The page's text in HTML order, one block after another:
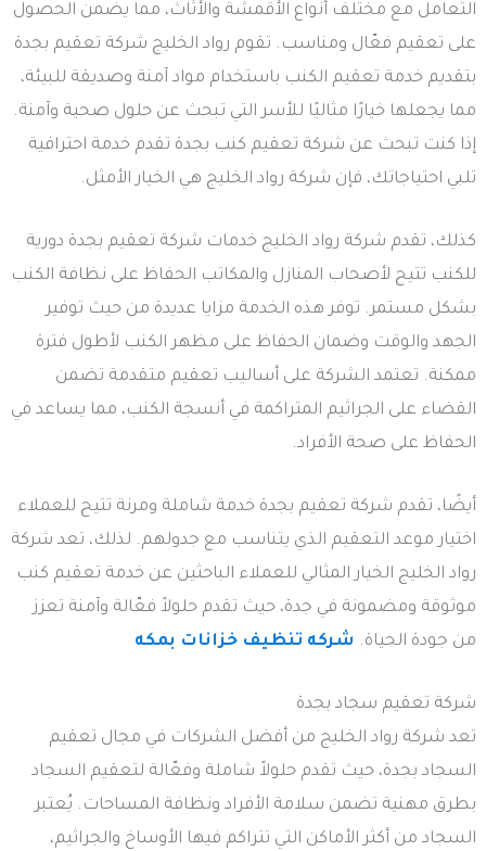
التعامل مع مختلف أنواع الأقمشة والأثاث، مما يضمن الحصول
على تعقيم فعّال ومناسب. تقوم رواد الخليج شركة تعقيم بجدة
بتقديم خدمة تعقيم الكنب باستخدام مواد آمنة وصديقة للبيئة،
مما يجعلها خيارًا مثاليًا للأسر التي تبحث عن حلول صحية وآمنة.
إذا كنت تبحث عن شركة تعقيم كنب بجدة تقدم خدمة احترافية
تلبي احتياجاتك، فإن شركة رواد الخليج هي الخيار الأمثل.
كذلك، تقدم شركة رواد الخليج خدمات شركة تعقيم بجدة دورية
للكنب تتيح لأصحاب المنازل والمكاتب الحفاظ على نظافة الكنب
بشكل مستمر. توفر هذه الخدمة مزايا عديدة من حيث توفير
الجهد والوقت وضمان الحفاظ على مظهر الكنب لأطول فترة
ممكنة. تعتمد الشركة على أساليب تعقيم متقدمة تضمن
القضاء على الجراثيم المتراكمة في أنسجة الكنب، مما يساعد في
الحفاظ على صحة الأفراد.
أيضًا، تقدم شركة تعقيم بجدة خدمة شاملة ومرنة تتيح للعملاء
اختيار موعد التعقيم الذي يتناسب مع جدولهم. لذلك، تعد شركة
رواد الخليج الخيار المثالي للعملاء الباحثين عن خدمة تعقيم كنب
موثوقة ومضمونة في جدة، حيث تقدم حلولاً فعّالة وآمنة تعزز
من جودة الحياة. شركه تنظيف خزانات بمكه
شركة تعقيم سجاد بجدة
تعد شركة رواد الخليج من أفضل الشركات في مجال تعقيم
السجاد بجدة، حيث تقدم حلولاً شاملة وفعّالة لتعقيم السجاد
بطرق مهنية تضمن سلامة الأفراد ونظافة المساحات. يُعتبر
السجاد من أكثر الأماكن التي تتراكم فيها الأوساخ والجراثيم،